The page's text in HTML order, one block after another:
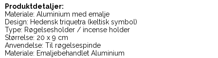
Produktdetaljer:
Materiale: Aluminium med emalje
Design: Hedensk triquetra (keltisk symbol)
Type: Røgelsesholder / incense holder
Størrelse: 20 x 9 cm
Anvendelse: Til røgelsespinde
Materiale: Emaljebehandlet Aluminium